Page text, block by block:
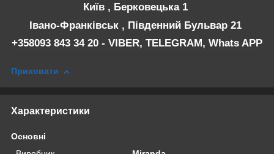
Київ , Берковецька 1
Івано-Франківськ , Південний Бульвар 21
+358093 843 34 20 - VIBER, TELEGRAM, Whats APP
Приховати
Характеристики
Основні